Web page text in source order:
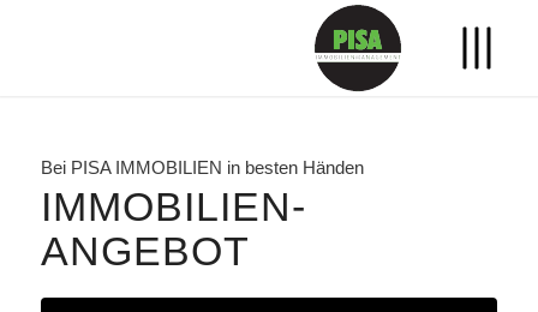
Bei PISA IMMOBILIEN in besten Händen
IMMOBILIEN­
ANGEBOT